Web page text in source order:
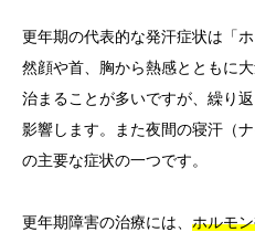
更年期の代表的な発汗症状は「
然顔や首、胸から熱感とともに
治まることが多いですが、繰り
影響します。また夜間の寝汗（
の主要な症状の一つです。
更年期障害の治療には、 ホルモ